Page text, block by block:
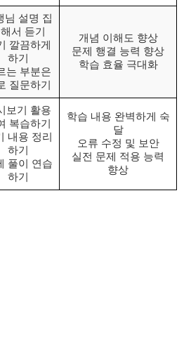
님 설명 집
서 듣기
깔끔하게
하기
는 부분은
질문하기
개념 이해도 향상
문제 행결 능력 향상
학습 효율 극대화
보기 활용
복습하기
내용 정리
하기
풀이 연습
하기
학습 내용 완벽하게 숙
달
오류 수정 및 보안
실전 문제 적용 능력
향상